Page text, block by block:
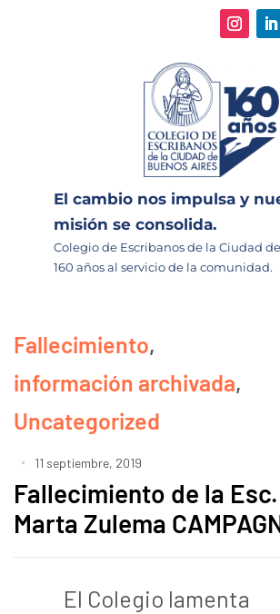
El cambio nos impulsa y
misión se consolida.
Colegio de Escribanos de la Ciudad
160 años al servicio de la comunidad.
Fallecimiento,
información archivada,
Uncategorized
11 septiembre, 2019
Fallecimiento de la Esc.
Marta Zulema
El Colegio lamenta